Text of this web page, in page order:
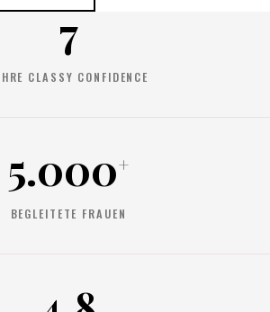
7
CLASSY CONFIDENCE
5.000+
BEGLEITETE FRAUEN